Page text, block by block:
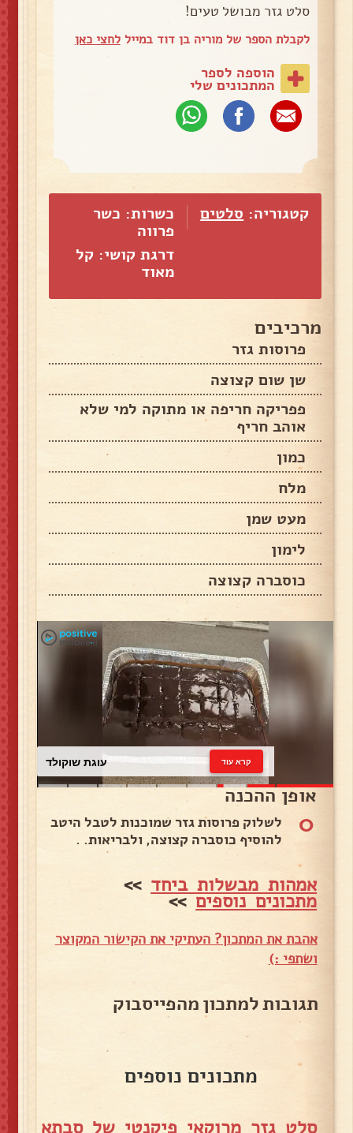
סלט גזר מבושל טעים!
לקבלת הספר של מוריה בן דוד במייללחצי כאן
הוספה לספר
המתכונים שלי
קטגוריה: סלטים
כשרות: כשר
פרווה
דרגת קושי: קל
מאוד
מרכיבים
פרוסות גזר
שן שום קצוצה
פפריקה חריפה או מתוקה למי שלא
אוהב חריף
כמון
מלח
מעט שמן
לימון
כוסברה קצוצה
עוגת שוקולד קרא עוד
אופן ההכנה
0
לשלוק פרוסות גזר שמוכנות לטבל היטב
להוסיף כוסברה קצוצה, ולבריאות. .
אמהות מבשלות ביחד >>
מתכונים נוספים>>
אהבת את המתכון? העתיקי את הקישור המקוצר
ושתפי :)
תגובות למתכון מהפייסבוק
מתכונים נוספים
סלט גזר מרוקאי פיקנטי של סבתא